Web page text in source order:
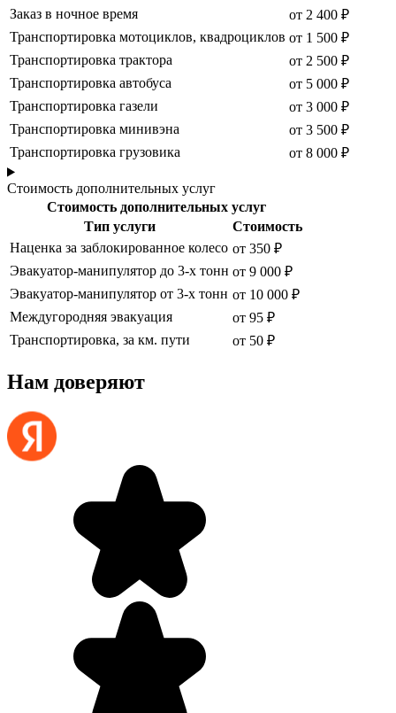
Заказ в ночное время
от 2 400 ₽
Транспортировка мотоциклов, квадроциклов от 1 500 ₽
Транспортировка трактора
от 2 500 ₽
Транспортировка автобуса
от 5 000 ₽
Транспортировка газели
от 3 000 ₽
Транспортировка минивэна
от 3 500 ₽
Транспортировка грузовика
от 8 000 ₽
Стоимость дополнительных услуг
Стоимость дополнительных услуг
Тип услуги
Стоимость
Наценка за заблокированное колесо от 350 ₽
Эвакуатор-манипулятор до 3-х тонн от 9 000 ₽
Эвакуатор-манипулятор от 3-х тонн от 10 000 ₽
Междугородняя эвакуация
от 95 ₽
Транспортировка, за км. пути
от 50 ₽
Нам доверяют